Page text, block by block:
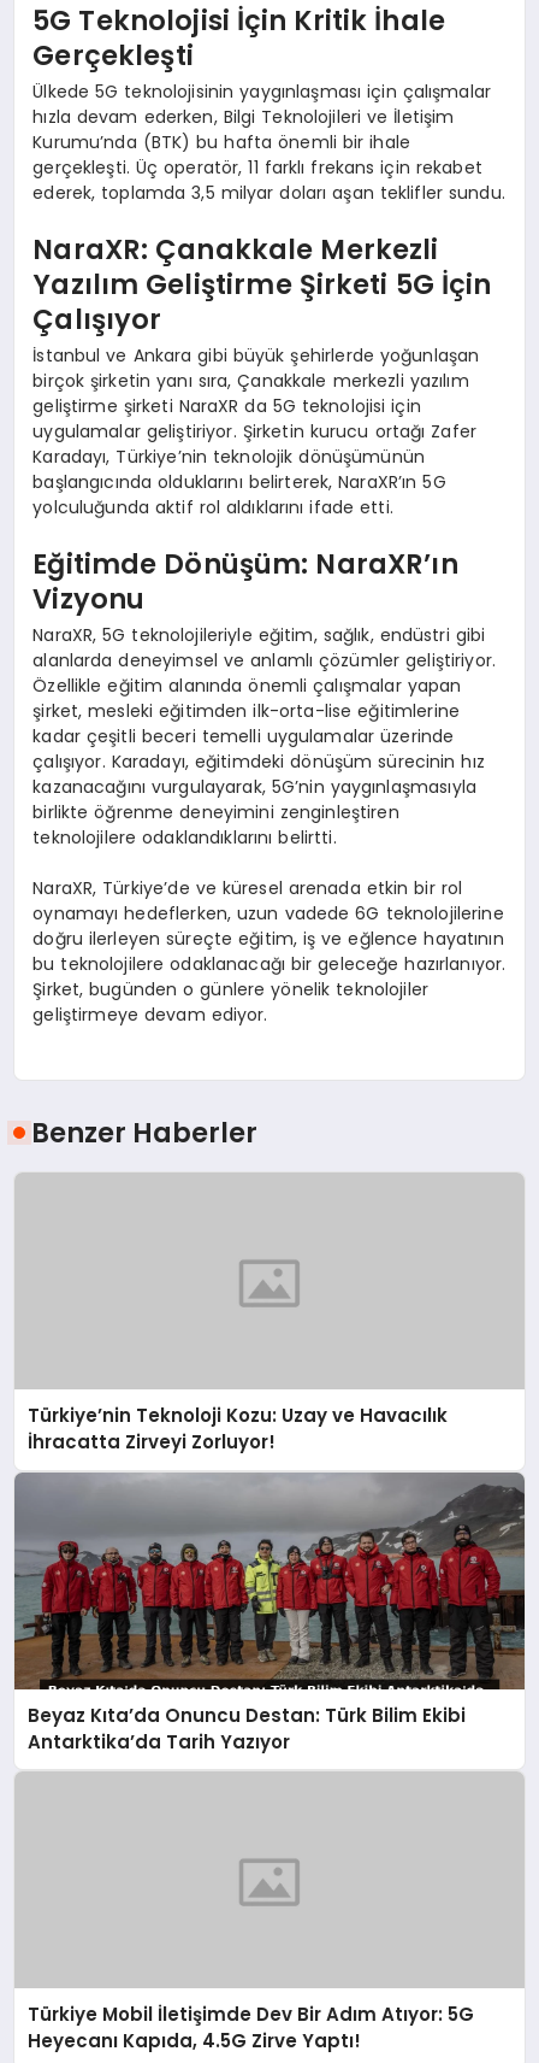
5G Teknolojisi İçin Kritik İhale
Gerçekleşti
Ülkede 5G teknolojisinin yaygınlaşması için çalışmalar
hızla devam ederken, Bilgi Teknolojileri ve İletişim
Kurumu’nda (BTK) bu hafta önemli bir ihale
gerçekleşti. Üç operatör, 11 farklı frekans için rekabet
ederek, toplamda 3,5 milyar doları aşan teklifler sundu.
NaraXR: Çanakkale Merkezli
Yazılım Geliştirme Şirketi 5G İçin
Çalışıyor
İstanbul ve Ankara gibi büyük şehirlerde yoğunlaşan
birçok şirketin yanı sıra, Çanakkale merkezli yazılım
geliştirme şirketi NaraXR da 5G teknolojisi için
uygulamalar geliştiriyor. Şirketin kurucu ortağı Zafer
Karadayı, Türkiye’nin teknolojik dönüşümünün
başlangıcında olduklarını belirterek, NaraXR’ın 5G
yolculuğunda aktif rol aldıklarını ifade etti.
Eğitimde Dönüşüm: NaraXR’ın
Vizyonu
NaraXR, 5G teknolojileriyle eğitim, sağlık, endüstri gibi
alanlarda deneyimsel ve anlamlı çözümler geliştiriyor.
Özellikle eğitim alanında önemli çalışmalar yapan
şirket, mesleki eğitimden ilk-orta-lise eğitimlerine
kadar çeşitli beceri temelli uygulamalar üzerinde
çalışıyor. Karadayı, eğitimdeki dönüşüm sürecinin hız
kazanacağını vurgulayarak, 5G’nin yaygınlaşmasıyla
birlikte öğrenme deneyimini zenginleştiren
teknolojilere odaklandıklarını belirtti.
NaraXR, Türkiye’de ve küresel arenada etkin bir rol
oynamayı hedeflerken, uzun vadede 6G teknolojilerine
doğru ilerleyen süreçte eğitim, iş ve eğlence hayatının
bu teknolojilere odaklanacağı bir geleceğe hazırlanıyor.
Şirket, bugünden o günlere yönelik teknolojiler
geliştirmeye devam ediyor.
Benzer Haberler
Türkiye’nin Teknoloji Kozu: Uzay ve Havacılık
İhracatta Zirveyi Zorluyor!
Beyaz Kıta’da Onuncu Destan: Türk Bilim Ekibi
Antarktika’da Tarih Yazıyor
Türkiye Mobil İletişimde Dev Bir Adım Atıyor: 5G
Heyecanı Kapıda, 4.5G Zirve Yaptı!